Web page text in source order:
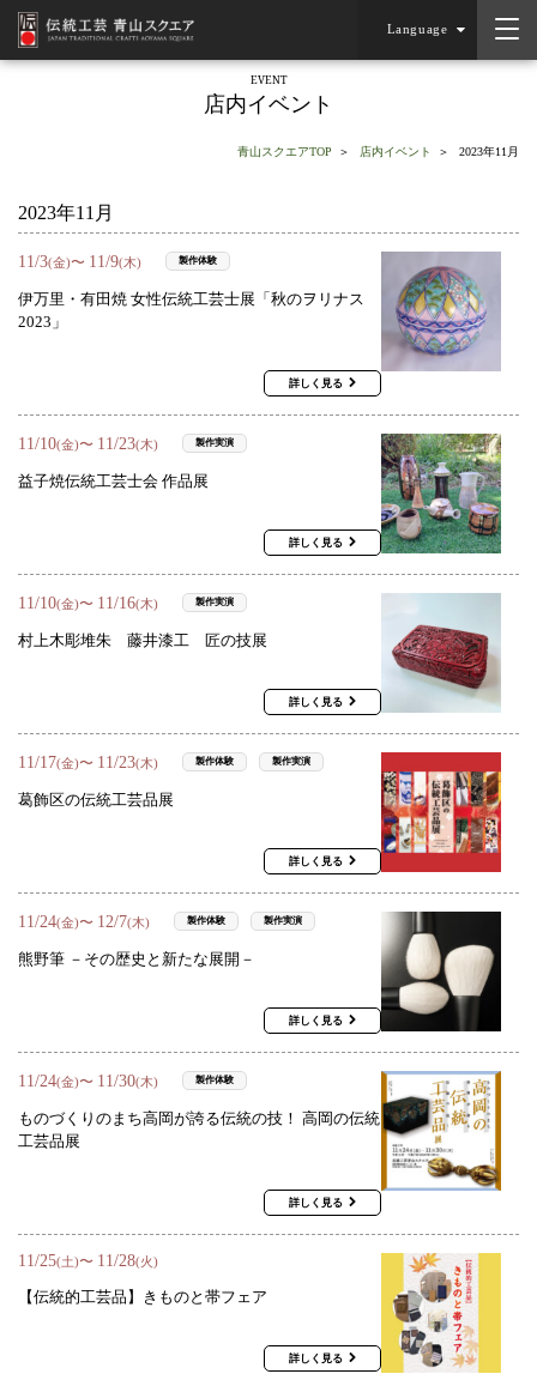
Language
EVENT
店内イベント
青山スクエアTOP 店内イベント 2023年11月
2023年11月
11/3(金)〜 11/9(木) 製作体験
伊万里・有田焼 女性伝統工芸士展「秋のヲリナス
2023」
詳しく見る
11/10(金)〜 11/23(木) 製作実演
益子焼伝統工芸士会 作品展
詳しく見る
11/10(金)〜 11/16(木) 製作実演
村上木彫堆朱 藤井漆工 匠の技展
詳しく見る
11/17(金)〜 11/23(木) 製作体験 製作実演
葛飾区の伝統工芸品展
詳しく見る
11/24(金)〜 12/7(木) 製作体験 製作実演
熊野筆 －その歴史と新たな展開－
詳しく見る
11/24(金)〜 11/30(木) 製作体験
ものづくりのまち高岡が誇る伝統の技！ 高岡の伝統
工芸品展
詳しく見る
11/25(土)〜 11/28(火)
【伝統的工芸品】きものと帯フェア
詳しく見る